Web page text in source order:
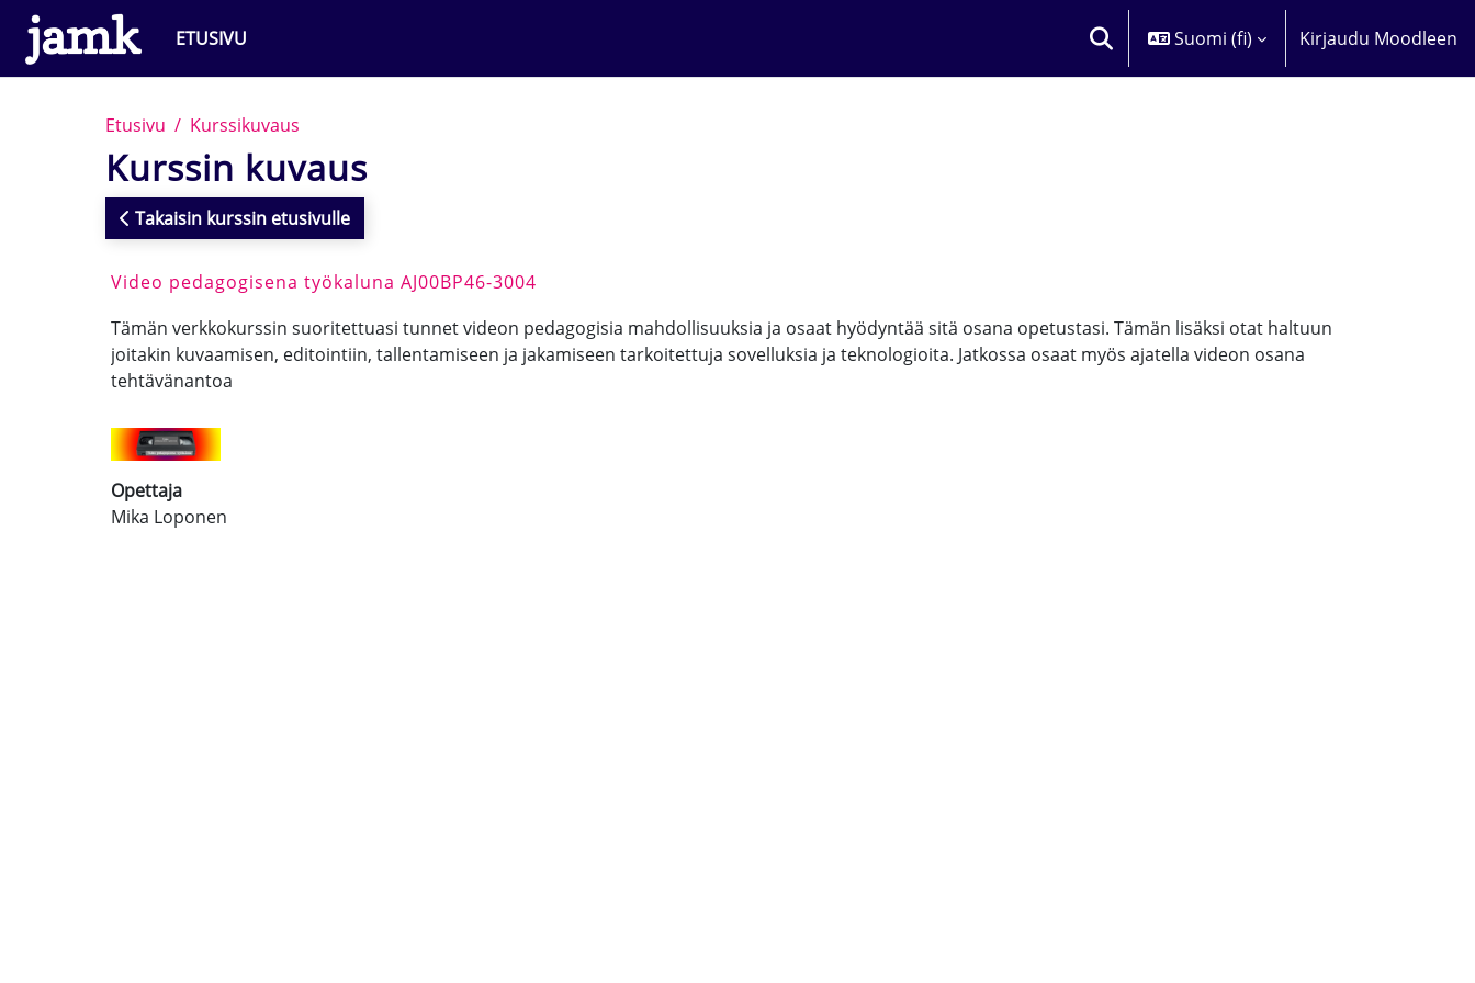
Siirry pääsisältöön
ETUSIVU
VAIHDA HAKUSYÖTTÖÄ
Suomi ‎(fi)‎ Kirjaudu Moodleen
Etusivu Kurssikuvaus
Kurssin kuvaus
Takaisin kurssin etusivulle
Video pedagogisena työkaluna AJ00BP46-3004
Tämän verkkokurssin suoritettuasi tunnet videon pedagogisia mahdollisuuksia ja osaat hyödyntää sitä osana opetustasi. Tämän lisäksi otat haltuun
joitakin kuvaamisen, editointiin, tallentamiseen ja jakamiseen tarkoitettuja sovelluksia ja teknologioita. Jatkossa osaat myös ajatella videon osana
tehtävänantoa
Opettaja
Mika Loponen